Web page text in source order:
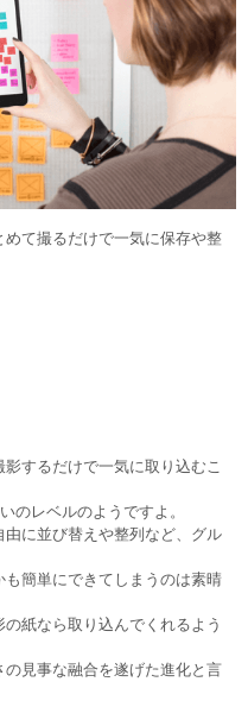
て撮るだけで一気に保存や整
するだけで一気に取り込むこ
のレベルのようですよ。
に並び替えや整列など、グル
簡単にできてしまうのは素晴
紙なら取り込んでくれるよう
見事な融合を遂げた進化と言